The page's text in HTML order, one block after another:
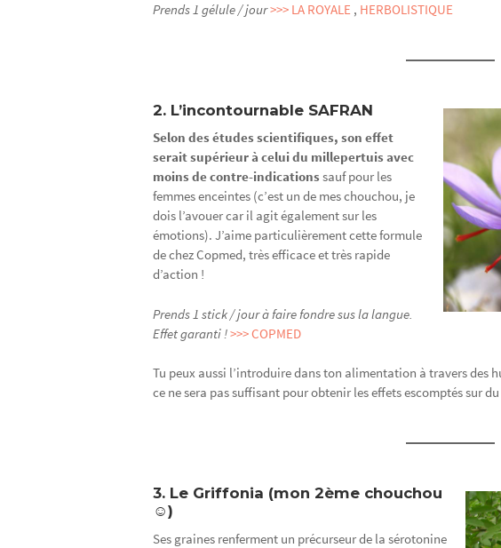
Prends 1 gélule / jour>>> LA ROYALE , HERBOLISTIQUE
2. L’incontournable SAFRAN
Selon des études scientifiques, son effet
serait supérieur à celui du millepertuis avec
moins de contre-indications sauf pour les
femmes enceintes (c’est un de mes chouchou, je
dois l’avouer car il agit également sur les
émotions). J’aime particulièrement cette formule
de chez Copmed, très efficace et très rapide
d’action !
Prends 1 stick / jour à faire fondre sus la langue.
Effet garanti !>>> COPMED
Tu peux aussi l’introduire dans ton alimentation à travers des
ce ne sera pas suffisant pour obtenir les effets escomptés sur
3. Le Griffonia (mon 2ème chouchou
☺)
Ses graines renferment un précurseur de la sérotonine